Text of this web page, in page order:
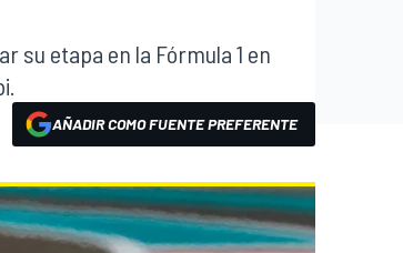
su etapa en la Fórmula 1 en
AÑADIR COMO FUENTE PREFERENTE